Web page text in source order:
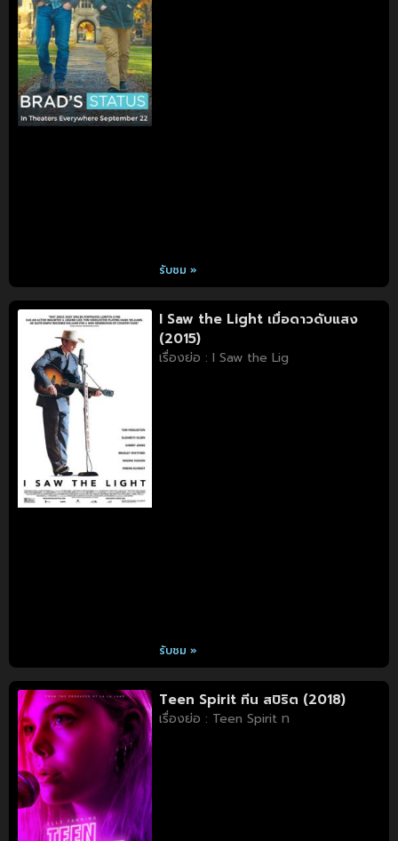
รับชม »
I Saw the Light เมื่อดาวดับแสง
(2015)
เรื่องย่อ : I Saw the Lig
รับชม »
Teen Spirit ทีน สปิริต (2018)
เรื่องย่อ : Teen Spirit ท